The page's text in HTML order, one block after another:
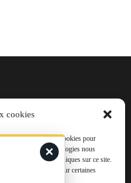
cookies
telles que les cookies pour
consentir à ces technologies nous
navigation ou les ID uniques sur ce site.
avoir un effet négatif sur certaines
×